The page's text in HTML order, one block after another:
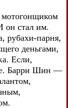
он стал им.
рубахи-парня,
деньгами,
Если,
Барри Шин —